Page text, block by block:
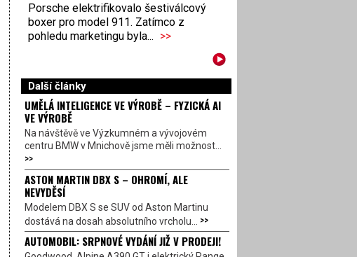
Porsche elektrifikovalo šestiválcový
boxer pro model 911. Zatímco z
pohledu marketingu byla... >>
Další články
UMĚLÁ INTELIGENCE VE VÝROBĚ – FYZICKÁ AI
VE VÝROBĚ
Na návštěvě ve Výzkumném a vývojovém
centru BMW v Mnichově jsme měli možnost...
>>
ASTON MARTIN DBX S – OHROMÍ, ALE
NEVYDĚSÍ
Modelem DBX S se SUV od Aston Martinu
dostává na dosah absolutního vrcholu... >>
AUTOMOBIL: SRPNOVÉ VYDÁNÍ JIŽ V PRODEJI!